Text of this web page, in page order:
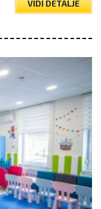
VIDI DETALJE